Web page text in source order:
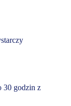
30 godzin z